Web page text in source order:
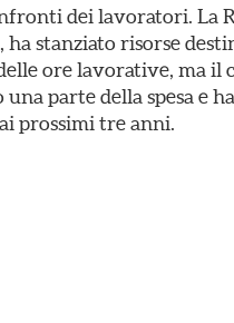
dei lavoratori. La
stanziato risorse
ore lavorative, ma il
parte della spesa e
prossimi tre anni.